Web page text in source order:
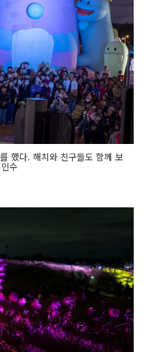
했다. 해치와 친구들도 함께 보
수